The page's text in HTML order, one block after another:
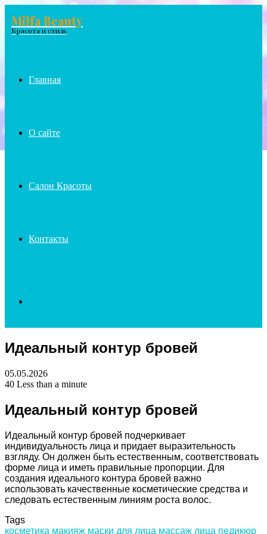
Menu
Milfa Beauty
Красота и стиль
Главная
О сайте
Салон Красоты
Контакты
for
Идеальный контур бровей
05.05.2026
40 Less than a minute
Идеальный контур бровей
Идеальный контур бровей подчеркивает
индивидуальность лица и придает выразительность
взгляду. Он должен быть естественным, соответствовать
форме лица и иметь правильные пропорции. Для
создания идеального контура бровей важно
использовать качественные косметические средства и
следовать естественным линиям роста волос.
Tags
косметика макияж маски для лица массаж лица педикюр